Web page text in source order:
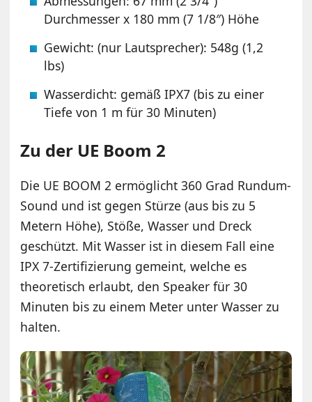
Durchmesser x 180 mm (7 1/8″) Höhe
Gewicht: (nur Lautsprecher): 548g (1,2
lbs)
Wasserdicht: gemäß IPX7 (bis zu einer
Tiefe von 1 m für 30 Minuten)
Zu der UE Boom 2
Die UE BOOM 2 ermöglicht 360 Grad Rundum-
Sound und ist gegen Stürze (aus bis zu 5
Metern Höhe), Stöße, Wasser und Dreck
geschützt. Mit Wasser ist in diesem Fall eine
IPX 7-Zertifizierung gemeint, welche es
theoretisch erlaubt, den Speaker für 30
Minuten bis zu einem Meter unter Wasser zu
halten.